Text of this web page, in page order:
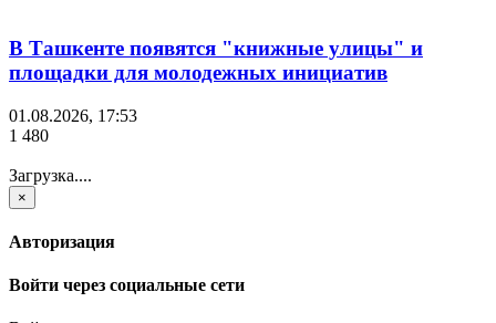
В Ташкенте появятся "книжные улицы" и
площадки для молодежных инициатив
01.08.2026, 17:53
1 480
Загрузка....
×
Авторизация
Войти через социальные сети